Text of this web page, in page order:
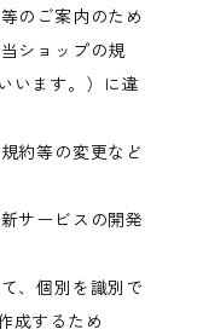
のご案内のため
ショップの規
います。）に違
約等の変更など
サービスの開発
、個別を識別で
成するため